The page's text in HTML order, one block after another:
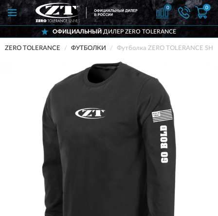
0 0
ОФИЦИАЛЬНЫЙДИЛЕР ZERO TOLERANCE
ZERO TOLERANCE ФУТБОЛКИ Футболка ZERO TOLERANCE